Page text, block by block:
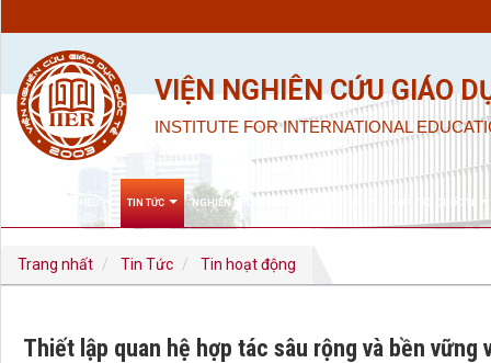
VIỆN NGHIÊN CỨU GIÁO
INSTITUTE FOR INTERNATIONAL
TIN TỨC NGHIÊN CỨU KHOA HỌC & ĐÀO TẠO HỢP TÁC QUỐC TẾ
Trang nhất Tin Tức Tin hoạt động
Thiết lập quan hệ hợp tác sâu rộng và bền